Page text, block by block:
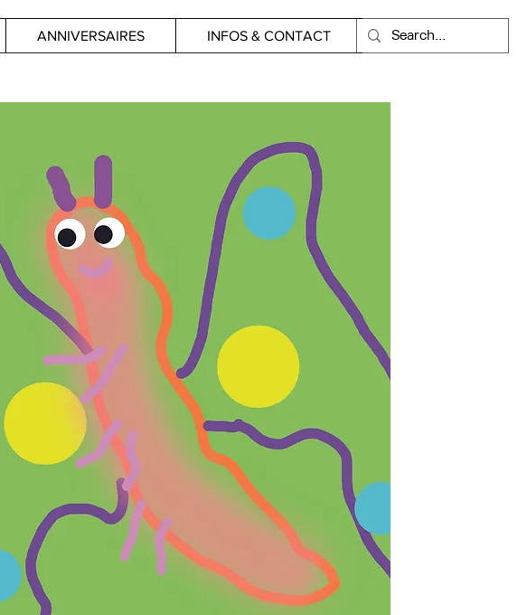
ANNIVERSAIRES INFOS & CONTACT